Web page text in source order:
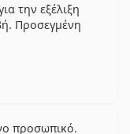
την εξέλιξη
Προσεγμένη
προσωπικό.